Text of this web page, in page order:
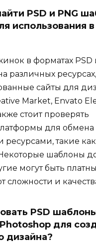
PSD и PNG
использования в
в форматах PSD
различных ресурсах,
сайты для
Market, Envato
стоит проверять
для обмена
ресурсами, такие
шаблоны
могут быть
сложности и
PSD
для
дизайна?